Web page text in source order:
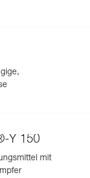
Y 150
mit